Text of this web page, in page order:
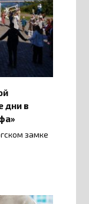
дни в
замке